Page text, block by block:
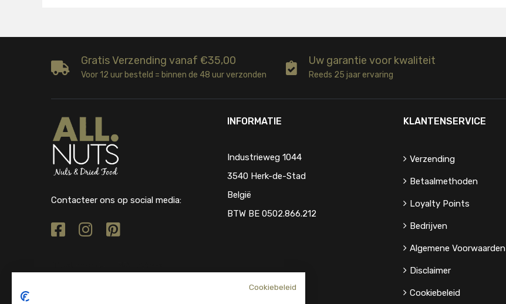
Gratis Verzending vanaf €35,00
Voor 12 uur besteld = binnen de 48 uur verzonden
Uw garantie voor kwaliteit
Reeds 25 jaar ervaring
Contacteer ons op social media:
INFORMATIE
Industrieweg 1044
3540 Herk-de-Stad
België
BTW BE 0502.866.212
KLANTENSERVICE
Verzending
Betaalmethoden
Loyalty Points
Bedrijven
Algemene Voorwaarden
Disclaimer
Cookiebeleid
Cookiebeleid